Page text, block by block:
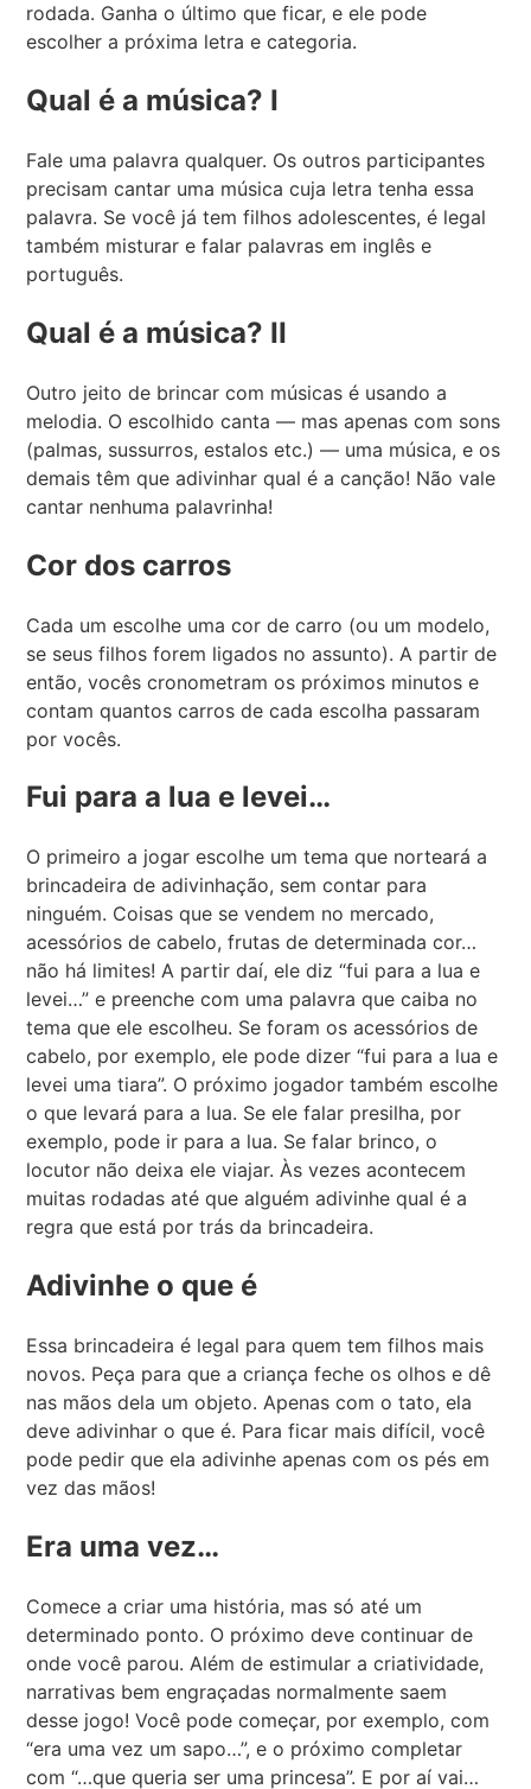
rodada. Ganha o último que ficar, e ele pode
escolher a próxima letra e categoria.
Qual é a música? I
Fale uma palavra qualquer. Os outros participantes
precisam cantar uma música cuja letra tenha essa
palavra. Se você já tem filhos adolescentes, é legal
também misturar e falar palavras em inglês e
português.
Qual é a música? II
Outro jeito de brincar com músicas é usando a
melodia. O escolhido canta — mas apenas com sons
(palmas, sussurros, estalos etc.) — uma música, e os
demais têm que adivinhar qual é a canção! Não vale
cantar nenhuma palavrinha!
Cor dos carros
Cada um escolhe uma cor de carro (ou um modelo,
se seus filhos forem ligados no assunto). A partir de
então, vocês cronometram os próximos minutos e
contam quantos carros de cada escolha passaram
por vocês.
Fui para a lua e levei…
O primeiro a jogar escolhe um tema que norteará a
brincadeira de adivinhação, sem contar para
ninguém. Coisas que se vendem no mercado,
acessórios de cabelo, frutas de determinada cor…
não há limites! A partir daí, ele diz “fui para a lua e
levei…” e preenche com uma palavra que caiba no
tema que ele escolheu. Se foram os acessórios de
cabelo, por exemplo, ele pode dizer “fui para a lua e
levei uma tiara”. O próximo jogador também escolhe
o que levará para a lua. Se ele falar presilha, por
exemplo, pode ir para a lua. Se falar brinco, o
locutor não deixa ele viajar. Às vezes acontecem
muitas rodadas até que alguém adivinhe qual é a
regra que está por trás da brincadeira.
Adivinhe o que é
Essa brincadeira é legal para quem tem filhos mais
novos. Peça para que a criança feche os olhos e dê
nas mãos dela um objeto. Apenas com o tato, ela
deve adivinhar o que é. Para ficar mais difícil, você
pode pedir que ela adivinhe apenas com os pés em
vez das mãos!
Era uma vez…
Comece a criar uma história, mas só até um
determinado ponto. O próximo deve continuar de
onde você parou. Além de estimular a criatividade,
narrativas bem engraçadas normalmente saem
desse jogo! Você pode começar, por exemplo, com
“era uma vez um sapo…”, e o próximo completar
com “…que queria ser uma princesa”. E por aí vai…